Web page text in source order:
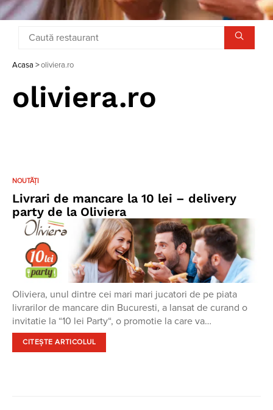
Acasa >oliviera.ro
oliviera.ro
NOUTĂȚI
Livrari de mancare la 10 lei – delivery
party de la Oliviera
Oliviera, unul dintre cei mari mari jucatori de pe piata
livrarilor de mancare din Bucuresti, a lansat de curand o
invitatie la “10 lei Party“, o promotie la care va…
CITEȘTE ARTICOLUL